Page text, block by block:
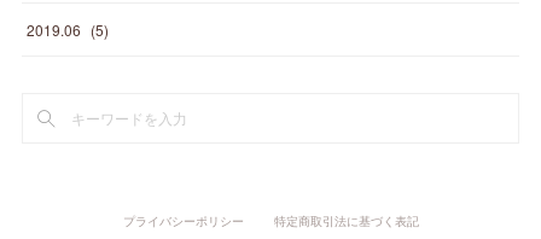
2019.06 (5)
プライバシーポリシー 特定商取引法に基づく表記